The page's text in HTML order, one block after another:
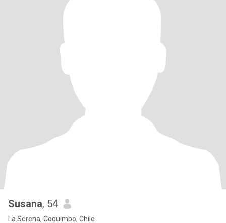
Susana, 54
La Serena, Coquimbo, Chile